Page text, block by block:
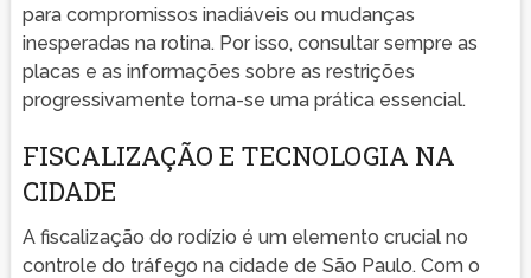
para compromissos inadiáveis ou mudanças
inesperadas na rotina. Por isso, consultar sempre as
placas e as informações sobre as restrições
progressivamente torna-se uma prática essencial.
FISCALIZAÇÃO E TECNOLOGIA NA
CIDADE
A fiscalização do rodízio é um elemento crucial no
controle do tráfego na cidade de São Paulo. Com o